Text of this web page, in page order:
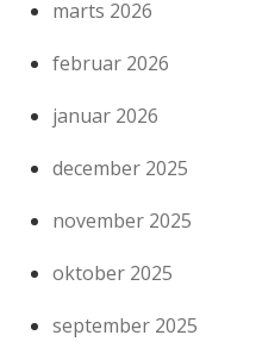
marts 2026
februar 2026
januar 2026
december 2025
november 2025
oktober 2025
september 2025